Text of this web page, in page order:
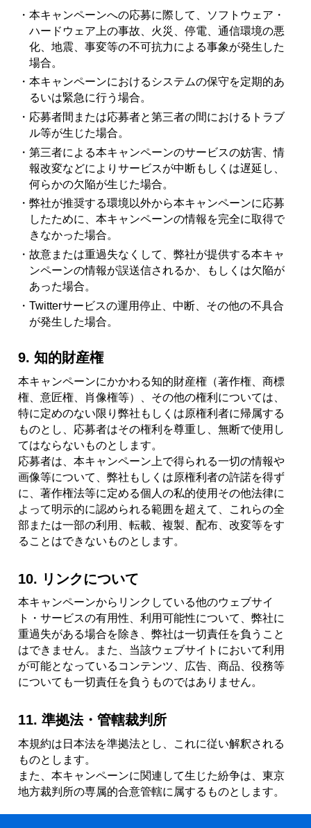
・本キャンペーンへの応募に際して、ソフトウェア・
ハードウェア上の事故、火災、停電、通信環境の悪
化、地震、事変等の不可抗力による事象が発生した
場合。
・本キャンペーンにおけるシステムの保守を定期的あ
るいは緊急に行う場合。
・応募者間または応募者と第三者の間におけるトラブ
ル等が生じた場合。
・第三者による本キャンペーンのサービスの妨害、情
報改変などによりサービスが中断もしくは遅延し、
何らかの欠陥が生じた場合。
・弊社が推奨する環境以外から本キャンペーンに応募
したために、本キャンペーンの情報を完全に取得で
きなかった場合。
・故意または重過失なくして、弊社が提供する本キャ
ンペーンの情報が誤送信されるか、もしくは欠陥が
あった場合。
・Twitterサービスの運用停止、中断、その他の不具合
が発生した場合。
9. 知的財産権
本キャンペーンにかかわる知的財産権（著作権、商標
権、意匠権、肖像権等）、その他の権利については、
特に定めのない限り弊社もしくは原権利者に帰属する
ものとし、応募者はその権利を尊重し、無断で使用し
てはならないものとします。
応募者は、本キャンペーン上で得られる一切の情報や
画像等について、弊社もしくは原権利者の許諾を得ず
に、著作権法等に定める個人の私的使用その他法律に
よって明示的に認められる範囲を超えて、これらの全
部または一部の利用、転載、複製、配布、改変等をす
ることはできないものとします。
10. リンクについて
本キャンペーンからリンクしている他のウェブサイ
ト・サービスの有用性、利用可能性について、弊社に
重過失がある場合を除き、弊社は一切責任を負うこと
はできません。また、当該ウェブサイトにおいて利用
が可能となっているコンテンツ、広告、商品、役務等
についても一切責任を負うものではありません。
11. 準拠法・管轄裁判所
本規約は日本法を準拠法とし、これに従い解釈される
ものとします。
また、本キャンペーンに関連して生じた紛争は、東京
地方裁判所の専属的合意管轄に属するものとします。